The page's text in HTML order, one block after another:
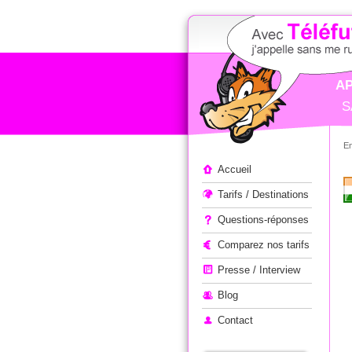
Accueil
Tarifs / Destinations
Questions-réponses
Comparez nos tarifs
Presse / Interview
Blog
Contact